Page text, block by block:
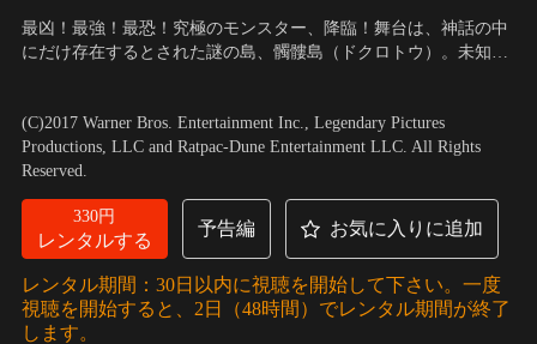
最凶！最強！最恐！究極のモンスター、降臨！舞台は、神話の中
にだけ存在するとされた謎の島、髑髏島（ドクロトウ）。未知の
血塗られた巨大な手跡。そこは人が決して足を踏み入れてはいけ
ない場所だった…。
(C)2017 Warner Bros. Entertainment Inc., Legendary Pictures
Productions, LLC and Ratpac-Dune Entertainment LLC. All Rights
Reserved.
330円
レンタルする
予告編 お気に入りに追加
レンタル期間：30日以内に視聴を開始して下さい。一度
視聴を開始すると、2日（48時間）でレンタル期間が終了
します。